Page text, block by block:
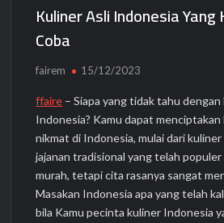
Kuliner Asli Indonesia
Coba
fairem 15/12/2023
ffaire – Siapa yang tidak tahu dengan
Indonesia? Kamu dapat
nikmat di Indonesia, mulai dari
jajanan tradisional yang telah
murah, tetapi cita rasanya sangat
Masakan Indonesia apa yang telah
bila Kamu pecinta kuliner Indonesia